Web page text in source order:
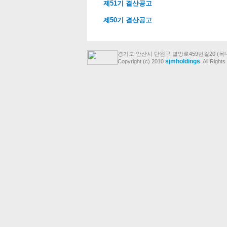
제51기 결산공고
제50기 결산공고
경기도 안산시 단원구 별망로459번길20 (
Copyright (c) 2010 sjmholdings . All